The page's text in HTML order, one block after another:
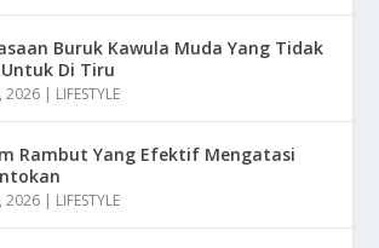
Buruk Kawula Muda Yang Tidak
Di Tiru
2026 | LIFESTYLE
Rambut Yang Efektif Mengatasi
2026 | LIFESTYLE